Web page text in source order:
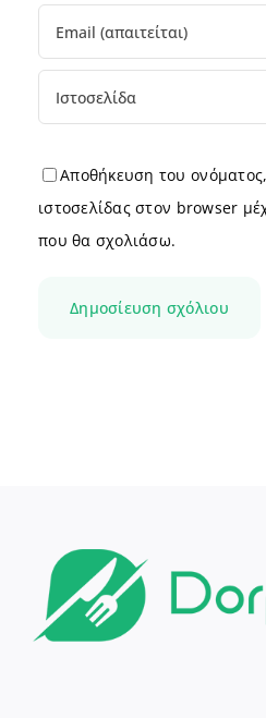
Αποθήκευση του
ιστοσελίδας στον browser
που θα σχολιάσω.